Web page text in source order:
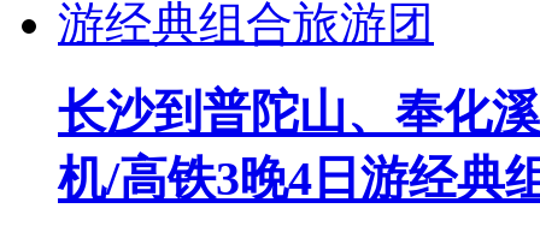
长沙到普陀山、奉化
机/高铁3晚4日游经典